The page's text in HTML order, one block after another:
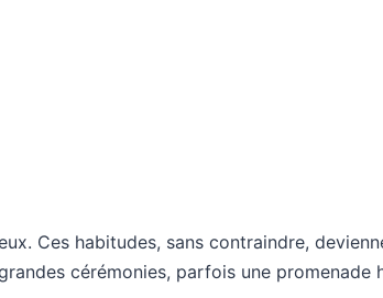
Ces habitudes, sans contraindre,
cérémonies, parfois une promenade